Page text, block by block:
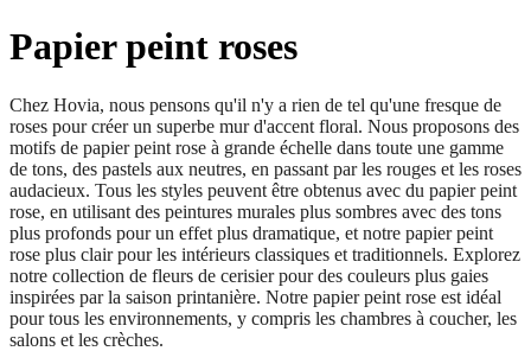
Papier peint roses
Chez Hovia, nous pensons qu'il n'y a rien de tel qu'une fresque de
roses pour créer un superbe mur d'accent floral. Nous proposons des
motifs de papier peint rose à grande échelle dans toute une gamme
de tons, des pastels aux neutres, en passant par les rouges et les roses
audacieux. Tous les styles peuvent être obtenus avec du papier peint
rose, en utilisant des peintures murales plus sombres avec des tons
plus profonds pour un effet plus dramatique, et notre papier peint
rose plus clair pour les intérieurs classiques et traditionnels. Explorez
notre collection de fleurs de cerisierpour des couleurs plus gaies
inspirées par la saison printanière. Notre papier peint rose est idéal
pour tous les environnements, y compris les chambres à coucher, les
salons et les crèches.